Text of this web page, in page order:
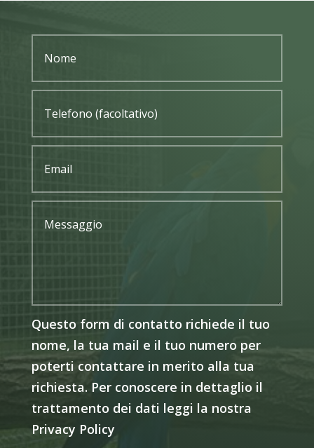
Questo form di contatto richiede il tuo
nome, la tua mail e il tuo numero per
poterti contattare in merito alla tua
richiesta. Per conoscere in dettaglio il
trattamento dei dati leggi la nostra
Privacy Policy